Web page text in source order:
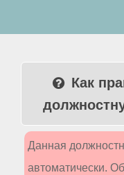
Как
Данная
автоматически.